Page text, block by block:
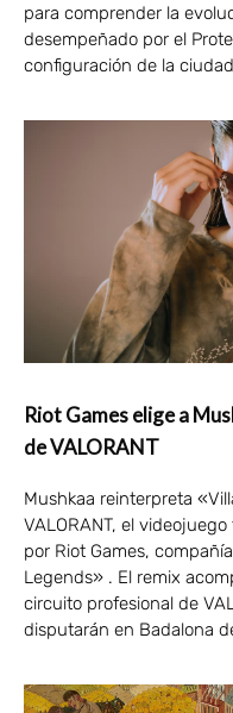
para comprender la
desempeñado por el
configuración de la
Riot Games elige a
de VALORANT
Mushkaa reinterpreta
VALORANT, el
por Riot Games,
Legends» . El remix
circuito profesional de
disputarán en Badalona